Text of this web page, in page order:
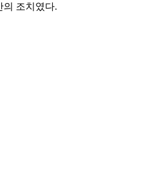
의 조치였다.